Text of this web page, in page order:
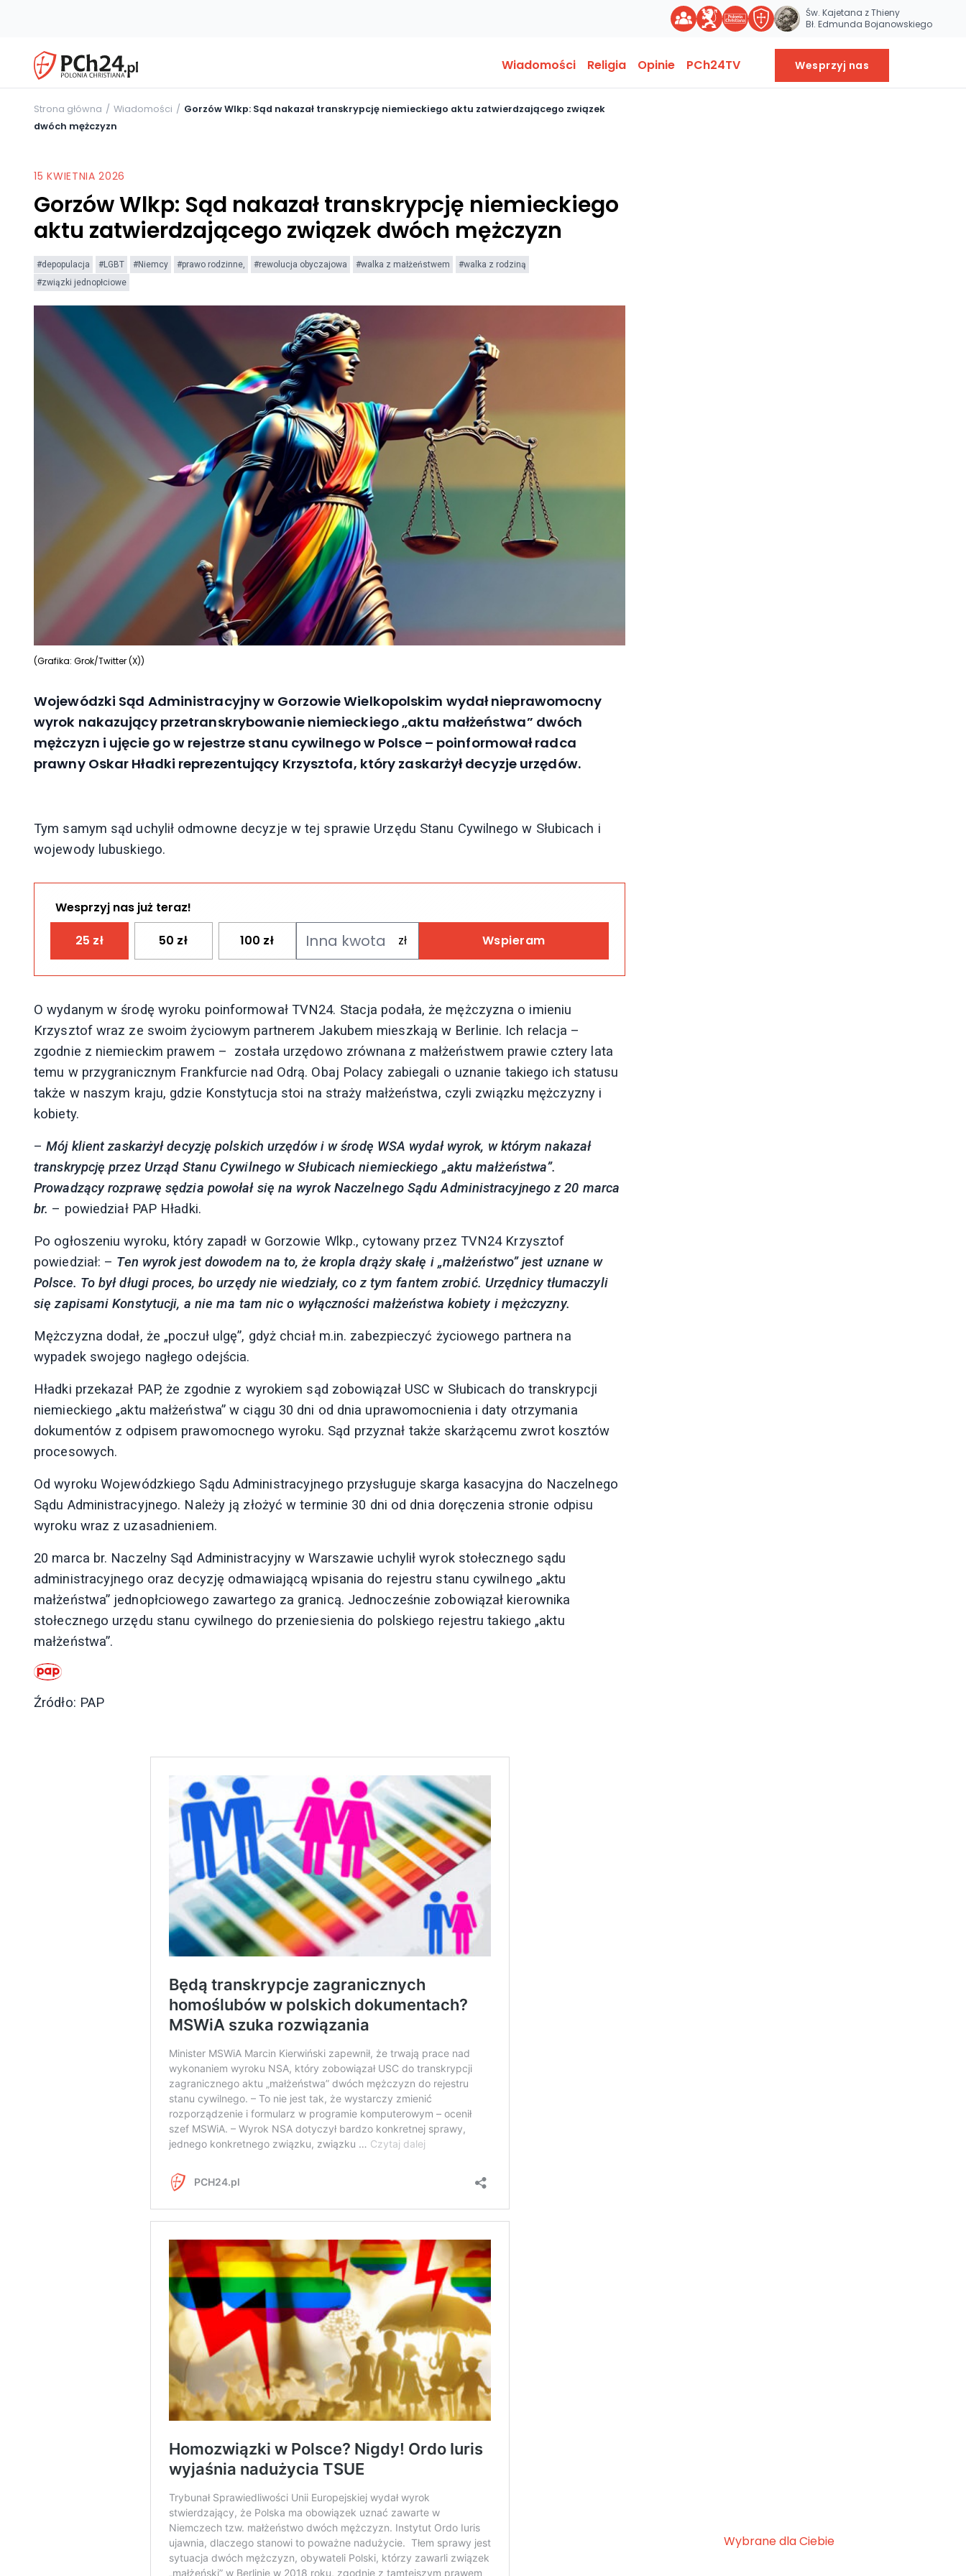
Św. Kajetana z Thieny
Bł. Edmunda Bojanowskiego
Wiadomości Religia Opinie PCh24TV Wesprzyj nas
Strona główna Wiadomości
Gorzów Wlkp: Sąd nakazał transkrypcję niemieckiego aktu zatwierdzającego związek
dwóch mężczyzn
15 KWIETNIA 2026
Gorzów Wlkp: Sąd nakazał transkrypcję niemieckiego
aktu zatwierdzającego związek dwóch mężczyzn
#depopulacja #LGBT #Niemcy #prawo rodzinne, #rewolucja obyczajowa #walka z małżeństwem
#walka z rodziną
#związki jednopłciowe
(Grafika: Grok/Twitter (X))
Wojewódzki Sąd Administracyjny w Gorzowie Wielkopolskim wydał nieprawomocny
wyrok nakazujący przetranskrybowanie niemieckiego „aktu małżeństwa” dwóch
mężczyzn i ujęcie go w rejestrze stanu cywilnego w Polsce – poinformował radca
prawny Oskar Hładki reprezentujący Krzysztofa, który zaskarżył decyzje urzędów.
Tym samym sąd uchylił odmowne decyzje w tej sprawie Urzędu Stanu Cywilnego w Słubicach i
wojewody lubuskiego.
Wesprzyj nas już teraz!
25 zł 50 zł 100 zł Wspieram
O wydanym w środę wyroku poinformował TVN24. Stacja podała, że mężczyzna o imieniu
Krzysztof wraz ze swoim życiowym partnerem Jakubem mieszkają w Berlinie. Ich relacja –
zgodnie z niemieckim prawem – została urzędowo zrównana z małżeństwem prawie cztery lata
temu w przygranicznym Frankfurcie nad Odrą. Obaj Polacy zabiegali o uznanie takiego ich statusu
także w naszym kraju, gdzie Konstytucja stoi na straży małżeństwa, czyli związku mężczyzny i
kobiety.
–Mój klient zaskarżył decyzję polskich urzędów i w środę WSA wydał wyrok, w którym nakazał
transkrypcję przez Urząd Stanu Cywilnego w Słubicach niemieckiego „aktu małżeństwa”.
Prowadzący rozprawę sędzia powołał się na wyrok Naczelnego Sądu Administracyjnego z 20 marca
br. – powiedział PAP Hładki.
Po ogłoszeniu wyroku, który zapadł w Gorzowie Wlkp., cytowany przez TVN24 Krzysztof
powiedział: – Ten wyrok jest dowodem na to, że kropla drąży skałę i „małżeństwo” jest uznane w
Polsce. To był długi proces, bo urzędy nie wiedziały, co z tym fantem zrobić. Urzędnicy tłumaczyli
się zapisami Konstytucji, a nie ma tam nic o wyłączności małżeństwa kobiety i mężczyzny.
Mężczyzna dodał, że „poczuł ulgę”, gdyż chciał m.in. zabezpieczyć życiowego partnera na
wypadek swojego nagłego odejścia.
Hładki przekazał PAP, że zgodnie z wyrokiem sąd zobowiązał USC w Słubicach do transkrypcji
niemieckiego „aktu małżeństwa” w ciągu 30 dni od dnia uprawomocnienia i daty otrzymania
dokumentów z odpisem prawomocnego wyroku. Sąd przyznał także skarżącemu zwrot kosztów
procesowych.
Od wyroku Wojewódzkiego Sądu Administracyjnego przysługuje skarga kasacyjna do Naczelnego
Sądu Administracyjnego. Należy ją złożyć w terminie 30 dni od dnia doręczenia stronie odpisu
wyroku wraz z uzasadnieniem.
20 marca br. Naczelny Sąd Administracyjny w Warszawie uchylił wyrok stołecznego sądu
administracyjnego oraz decyzję odmawiającą wpisania do rejestru stanu cywilnego „aktu
małżeństwa” jednopłciowego zawartego za granicą. Jednocześnie zobowiązał kierownika
stołecznego urzędu stanu cywilnego do przeniesienia do polskiego rejestru takiego „aktu
małżeństwa”.
Źródło: PAP
Wybrane dla Ciebie